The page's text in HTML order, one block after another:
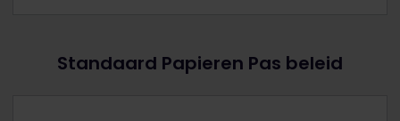
Standaard Papieren Pas beleid